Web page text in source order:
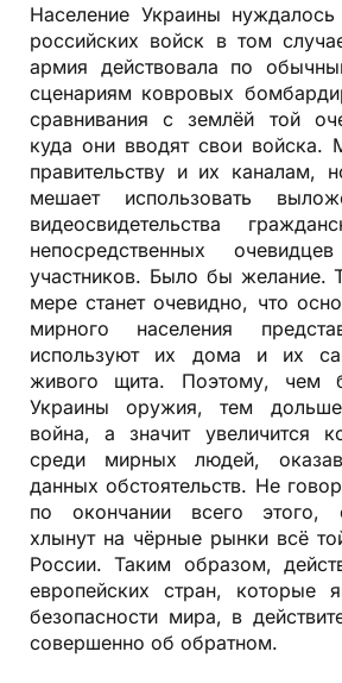
Население Украины
российских войск в том
армия действовала по
сценариям ковровых
сравнивания с землёй той
куда они вводят свои войска.
правительству и их каналам,
мешает использовать
видеосвидетельства
непосредственных
участников. Было бы желание.
мере станет очевидно, что
мирного населения
используют их дома и их
живого щита. Поэтому, чем
Украины оружия, тем
война, а значит увеличится
среди мирных людей,
данных обстоятельств. Не
по окончании всего этого,
хлынут на чёрные рынки всё
России. Таким образом,
европейских стран, которые
безопасности мира, в
совершенно об обратном.